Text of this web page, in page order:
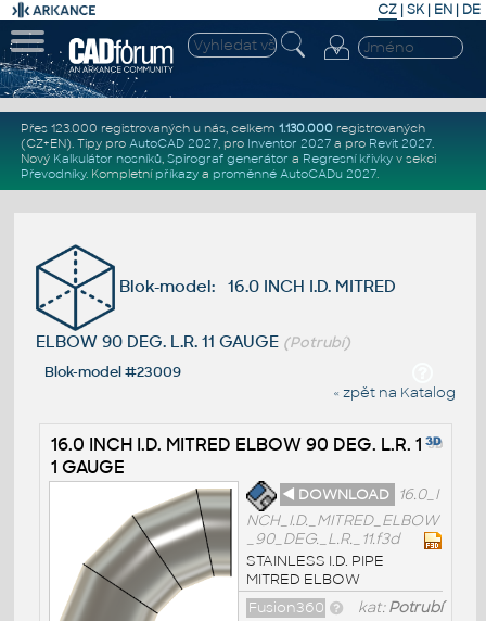
CZ | SK| EN | DE
Přes 123.000 registrovaných u nás, celkem 1.130.000registrovaných
(CZ+EN). Tipy pro AutoCAD 2027, pro Inventor 2027a pro Revit 2027.
Nový Kalkulátor nosníků, Spirograf generátor a Regresní křivkyv sekci
Převodníky. Kompletní příkazya proměnné AutoCADu 2027.
Blok-model: 16.0 INCH I.D. MITRED
ELBOW 90 DEG. L.R. 11 GAUGE (Potrubí)
Blok-model #23009
« zpět na Katalog
16.0 INCH I.D. MITRED ELBOW 90 DEG. L.R. 1
1 GAUGE
◄ DOWNLOAD
16.0_I
NCH_I.D._MITRED_ELBOW
_90_DEG._L.R._11.f3d
STAINLESS I.D. PIPE
MITRED ELBOW
kat:Potrubí
Fusion360